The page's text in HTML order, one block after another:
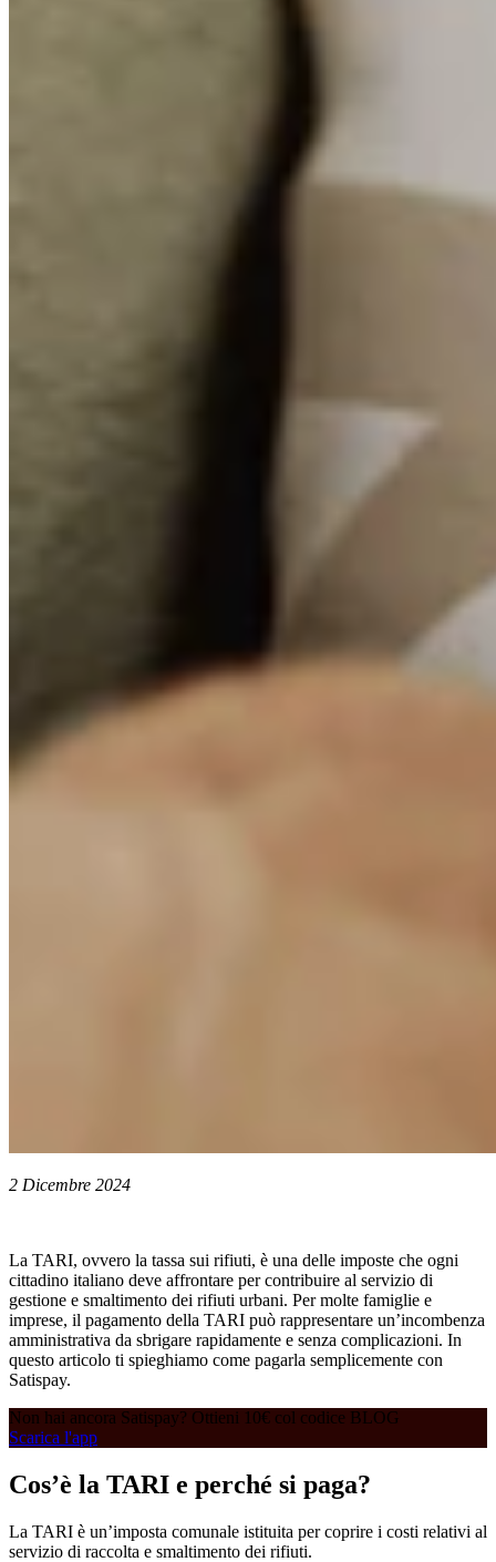
2 Dicembre 2024
La TARI, ovvero la tassa sui rifiuti, è una delle imposte che ogni
cittadino italiano deve affrontare per contribuire al servizio di
gestione e smaltimento dei rifiuti urbani. Per molte famiglie e
imprese, il pagamento della TARI può rappresentare un’incombenza
amministrativa da sbrigare rapidamente e senza complicazioni. In
questo articolo ti spieghiamo come pagarla semplicemente con
Satispay.
Non hai ancora Satispay? Ottieni 10€ col codice BLOG
Scarica l'app
Cos’è la TARI e perché si paga?
La TARI è un’imposta comunale istituita per coprire i costi relativi al
servizio di raccolta e smaltimento dei rifiuti.